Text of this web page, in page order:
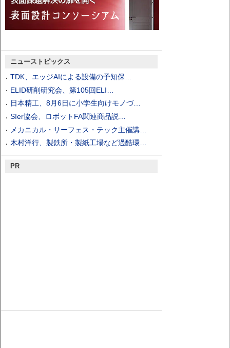
ニューストピックス
TDK、エッジAIによる設備の予知保…
ELID研削研究会、第105回ELI…
日本精工、8月6日に小学生向けモノづ…
SIer協会、ロボットFA関連商品説…
メカニカル・サーフェス・テック主催講…
木村洋行、製鉄所・製紙工場など過酷環…
PR